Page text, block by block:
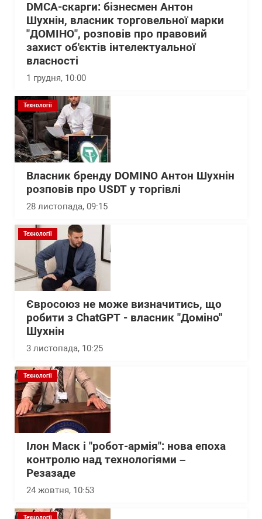
DMCA-скарги: бізнесмен Антон
Шухнін, власник торговельної марки
"ДОМІНО", розповів про правовий
захист об'єктів інтелектуальної
власності
1 грудня, 10:00
Технології
Власник бренду DOMINO Антон Шухнін
розповів про USDT у торгівлі
28 листопада, 09:15
Технології
Євросоюз не може визначитись, що
робити з ChatGPT - власник "Доміно"
Шухнін
3 листопада, 10:25
Технології
Ілон Маск і "робот-армія": нова епоха
контролю над технологіями –
Резазаде
24 жовтня, 10:53
Технології